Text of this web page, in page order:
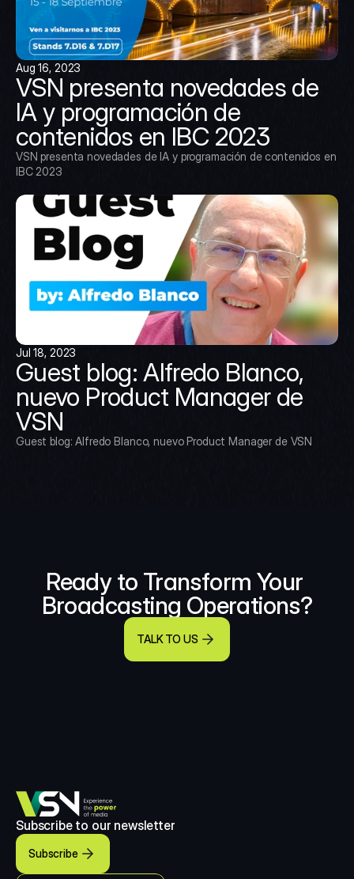
Aug 16, 2023
VSN presenta novedades de
IA y programación de
contenidos en IBC 2023
VSN presenta novedades de IA y programación de contenidos en
IBC 2023
Jul 18, 2023
Guest blog: Alfredo Blanco,
nuevo Product Manager de
VSN
Guest blog: Alfredo Blanco, nuevo Product Manager de VSN
Ready to Transform Your
Broadcasting Operations?
TALK TO US
Subscribe to our newsletter
Subscribe